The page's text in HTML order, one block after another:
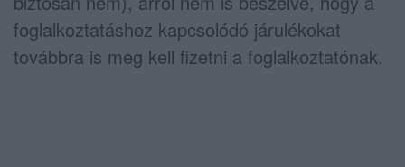
foglalkoztatáshoz kapcsolódó járulékokat
továbbra is meg kell fizetni a foglalkoztatónak.